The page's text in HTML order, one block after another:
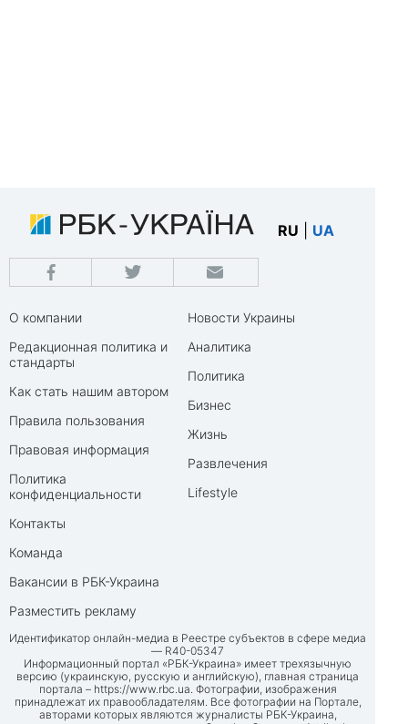
RU UA
О компании
Редакционная политика и
стандарты
Как стать нашим автором
Правила пользования
Правовая информация
Политика
конфиденциальности
Контакты
Команда
Вакансии в РБК-Украина
Разместить рекламу
Новости Украины
Аналитика
Политика
Бизнес
Жизнь
Развлечения
Lifestyle
Идентификатор онлайн-медиа в Реестре субъектов в сфере медиа
— R40-05347
Информационный портал «РБК-Украина» имеет трехязычную
версию (украинскую, русскую и английскую), главная страница
портала – https://www.rbc.ua. Фотографии, изображения
принадлежат их правообладателям. Все фотографии на Портале,
авторами которых являются журналисты РБК-Украина,